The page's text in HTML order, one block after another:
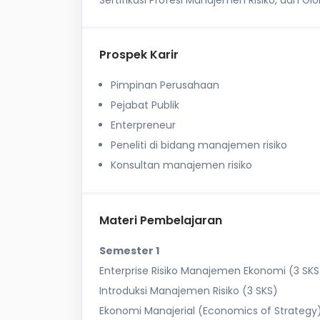
Prospek Karir
Pimpinan Perusahaan
Pejabat Publik
Enterpreneur
Peneliti di bidang manajemen risiko
Konsultan manajemen risiko
Materi Pembelajaran
Semester 1
Enterprise Risiko Manajemen Ekonomi (3
Introduksi Manajemen Risiko (3 SKS)
Ekonomi Manajerial (Economics of